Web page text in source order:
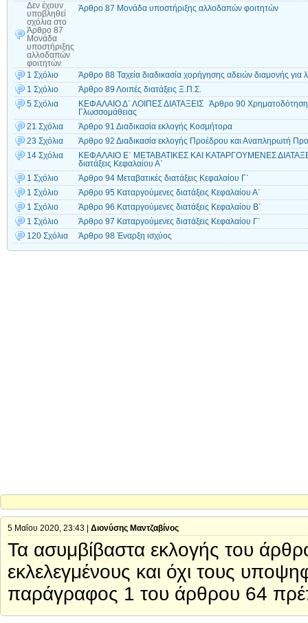
Δεν έχουν
υποβληθεί
σχόλια στο
Άρθρο 87
Μονάδα
υποστήριξης
αλλοδαπών
φοιτητών
Άρθρο 87 Μονάδα υποστήριξης αλλοδαπών φοιτητών
1 Σχόλιο
Άρθρο 88 Ταχεία διαδικασία χορήγησης αδειών διαμονής
1 Σχόλιο
Άρθρο 89 Λοιπές διατάξεις Ξ.Π.Σ.
5 Σχόλια
ΚΕΦΑΛΑΙΟ Δ΄ ΛΟΙΠΕΣ ΔΙΑΤΑΞΕΙΣ Άρθρο 90 Χρηματοδότηση
Γλωσσομάθειας
21 Σχόλια
Άρθρο 91 Διαδικασία εκλογής Κοσμήτορα
23 Σχόλια
Άρθρο 92 Διαδικασία εκλογής Προέδρου και Αναπληρωτή
14 Σχόλια
ΚΕΦΑΛΑΙΟ Ε΄ ΜΕΤΑΒΑΤΙΚΕΣ ΚΑΙ ΚΑΤΑΡΓΟΥΜΕΝΕΣ
διατάξεις Κεφαλαίου Α΄
1 Σχόλιο
Άρθρο 94 Μεταβατικές διατάξεις Κεφαλαίου Γ΄
1 Σχόλιο
Άρθρο 95 Καταργούμενες διατάξεις Κεφαλαίου Α΄
1 Σχόλιο
Άρθρο 96 Καταργούμενες διατάξεις Κεφαλαίου Β΄
1 Σχόλιο
Άρθρο 97 Καταργούμενες διατάξεις Κεφαλαίου Γ΄
120 Σχόλια
Άρθρο 98 Έναρξη ισχύος
5 Μαΐου 2020, 23:43 | Διονύσης Μαντζαβίνος
Τα ασυμβίβαστα εκλογής του
εκλελεγμένους και όχι τους
παράγραφος 1 του άρθρου 64